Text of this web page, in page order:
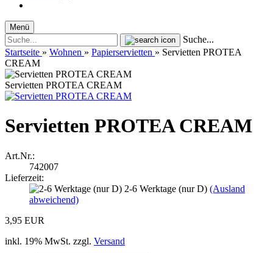
Menü
Suche...
Startseite » Wohnen » Papierservietten » Servietten PROTEA
CREAM
Servietten PROTEA CREAM
Servietten PROTEA CREAM
Art.Nr.:
742007
Lieferzeit:
2-6 Werktage (nur D) (Ausland
abweichend)
3,95 EUR
inkl. 19% MwSt. zzgl. Versand